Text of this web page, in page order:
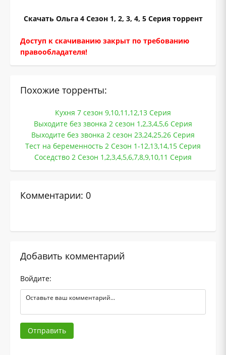
Скачать Ольга 4 Сезон 1, 2, 3, 4, 5 Серия торрент
Доступ к скачиванию закрыт по требованию
правообладателя!
Похожие торренты:
Кухня 7 сезон 9,10,11,12,13 Серия
Выходите без звонка 2 сезон 1,2,3,4,5,6 Серия
Выходите без звонка 2 сезон 23,24,25,26 Серия
Тест на беременность 2 Сезон 1-12,13,14,15 Серия
Соседство 2 Сезон 1,2,3,4,5,6,7,8,9,10,11 Серия
Комментарии: 0
Добавить комментарий
Войдите:
Отправить